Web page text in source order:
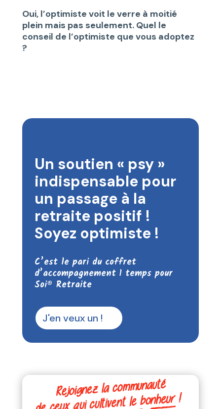
Oui, l’optimiste voit le verre à moitié
plein mais pas seulement. Quel le
conseil de l’optimiste que vous adoptez
?
Un soutien « psy »
indispensable pour
un passage à la
retraite positif !
Soyez optimiste !
C’est le pari du coffret
d’accompagnement 1 temps pour
Soi® Retraite
J'en veux un !